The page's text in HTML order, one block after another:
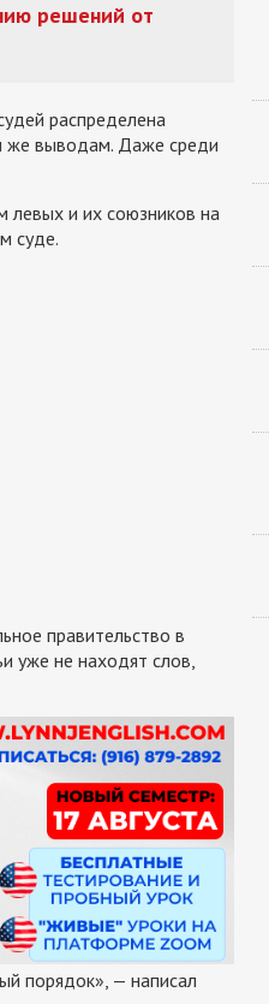
решений от
распределена
же выводам. Даже среди
левых и их союзников на
суде.
правительство в
уже не находят слов,
порядок», — написал